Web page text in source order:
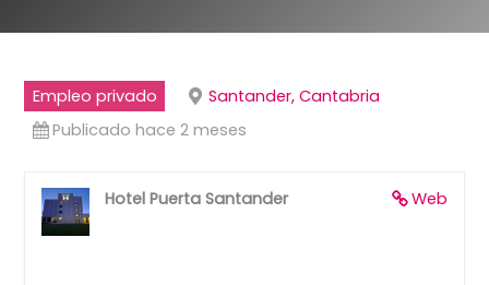
Empleo privado
Santander, Cantabria
Publicado hace 2 meses
Web
Hotel Puerta Santander